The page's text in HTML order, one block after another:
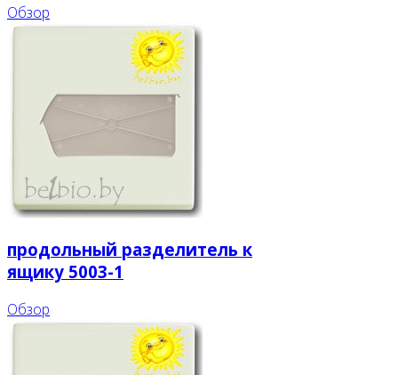
Обзор
продольный разделитель к
ящику 5003-1
Обзор